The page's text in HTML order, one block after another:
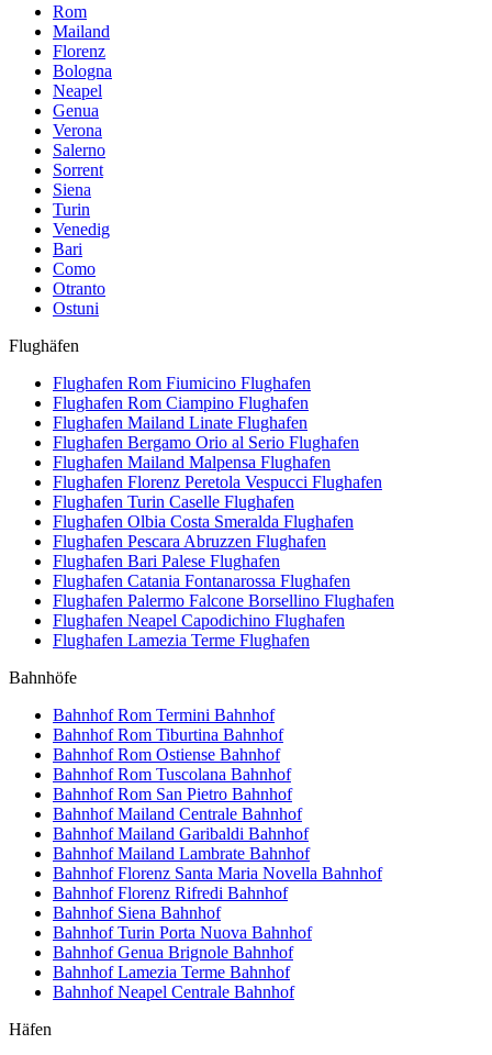
Rom
Mailand
Florenz
Bologna
Neapel
Genua
Verona
Salerno
Sorrent
Siena
Turin
Venedig
Bari
Como
Otranto
Ostuni
Flughäfen
Flughafen Rom Fiumicino Flughafen
Flughafen Rom Ciampino Flughafen
Flughafen Mailand Linate Flughafen
Flughafen Bergamo Orio al Serio Flughafen
Flughafen Mailand Malpensa Flughafen
Flughafen Florenz Peretola Vespucci Flughafen
Flughafen Turin Caselle Flughafen
Flughafen Olbia Costa Smeralda Flughafen
Flughafen Pescara Abruzzen Flughafen
Flughafen Bari Palese Flughafen
Flughafen Catania Fontanarossa Flughafen
Flughafen Palermo Falcone Borsellino Flughafen
Flughafen Neapel Capodichino Flughafen
Flughafen Lamezia Terme Flughafen
Bahnhöfe
Bahnhof Rom Termini Bahnhof
Bahnhof Rom Tiburtina Bahnhof
Bahnhof Rom Ostiense Bahnhof
Bahnhof Rom Tuscolana Bahnhof
Bahnhof Rom San Pietro Bahnhof
Bahnhof Mailand Centrale Bahnhof
Bahnhof Mailand Garibaldi Bahnhof
Bahnhof Mailand Lambrate Bahnhof
Bahnhof Florenz Santa Maria Novella Bahnhof
Bahnhof Florenz Rifredi Bahnhof
Bahnhof Siena Bahnhof
Bahnhof Turin Porta Nuova Bahnhof
Bahnhof Genua Brignole Bahnhof
Bahnhof Lamezia Terme Bahnhof
Bahnhof Neapel Centrale Bahnhof
Häfen